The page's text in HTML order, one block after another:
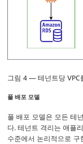
그림 4 — 테넌트당 VPC
풀 배포 모델
풀 배포 모델은 모든 테
다. 테넌트 격리는 애플
수준에서 논리적으로 구